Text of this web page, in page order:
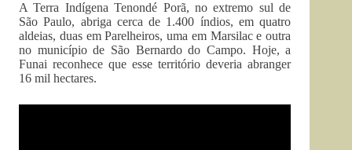
A Terra Indígena Tenondé Porã, no extremo sul de
São Paulo, abriga cerca de 1.400 índios, em quatro
aldeias, duas em Parelheiros, uma em Marsilac e outra
no município de São Bernardo do Campo. Hoje, a
Funai reconhece que esse território deveria abranger
16 mil hectares.